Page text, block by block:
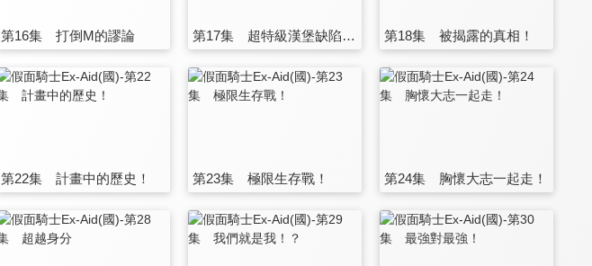
第16集 打倒M的謬論 第17集 超特級漢堡缺陷者？ 第18集 被揭露的真相！
第22集 計畫中的歷史！ 第23集 極限生存戰！ 第24集 胸懷大志一起走！